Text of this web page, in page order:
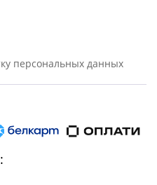
персональных данных